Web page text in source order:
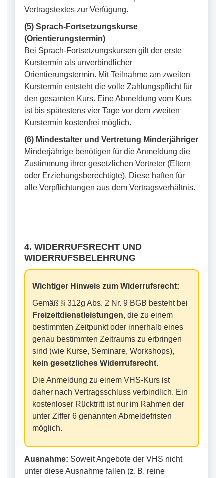
Vertragstextes zur Verfügung.
(5) Sprach-Fortsetzungskurse
(Orientierungstermin)
Bei Sprach-Fortsetzungskursen gilt der erste
Kurstermin als unverbindlicher
Orientierungstermin. Mit Teilnahme am zweiten
Kurstermin entsteht die volle Zahlungspflicht für
den gesamten Kurs. Eine Abmeldung vom Kurs
ist bis spätestens vier Tage vor dem zweiten
Kurstermin kostenfrei möglich.
(6) Mindestalter und Vertretung Minderjähriger
Minderjährige benötigen für die Anmeldung die
Zustimmung ihrer gesetzlichen Vertreter (Eltern
oder Erziehungsberechtigte). Diese haften für
alle Verpflichtungen aus dem Vertragsverhältnis.
4. WIDERRUFSRECHT UND
WIDERRUFSBELEHRUNG
Wichtiger Hinweis zum Widerrufsrecht:
Gemäß § 312g Abs. 2 Nr. 9 BGB besteht bei
Freizeitdienstleistungen, die zu einem
bestimmten Zeitpunkt oder innerhalb eines
genau bestimmten Zeitraums zu erbringen
sind (wie Kurse, Seminare, Workshops),
kein gesetzliches Widerrufsrecht.
Die Anmeldung zu einem VHS-Kurs ist
daher nach Vertragsschluss verbindlich. Ein
kostenloser Rücktritt ist nur im Rahmen der
unter Ziffer 6 genannten Abmeldefristen
möglich.
Ausnahme: Soweit Angebote der VHS nicht
unter diese Ausnahme fallen (z. B. reine